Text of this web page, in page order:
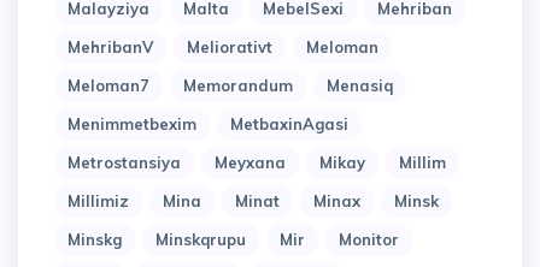
Malayziya
Malta MebelSexi
Mehriban
MehribanV
Meliorativt
Meloman
Meloman7
Memorandum
Menasiq
Menimmetbexim
MetbaxinAgasi
Metrostansiya
Meyxana Mikay
Millim
Millimiz
Mina Minat Minax
Minsk
Minskg
Minskqrupu Mir
Monitor